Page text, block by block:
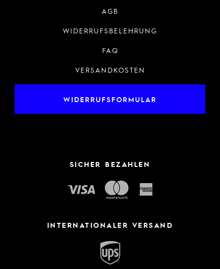
AGB
WIDERRUFSBELEHRUNG
FAQ
VERSANDKOSTEN
WIDERRUFSFORMULAR
SICHER BEZAHLEN
INTERNATIONALER VERSAND